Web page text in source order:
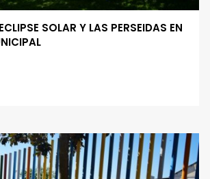
SOLAR Y LAS PERSEIDAS EN